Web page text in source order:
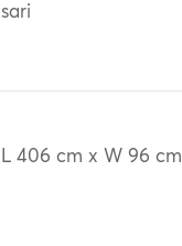
sari
L 406 cm x W 96 cm